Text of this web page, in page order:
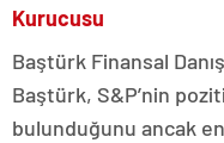
Kurucusu
Baştürk Finansal
Baştürk, S&P’nin
bulunduğunu ancak